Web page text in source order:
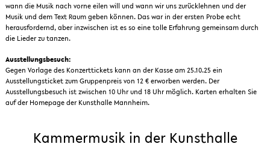
wann die Musik nach vorne eilen will und wann wir uns zurücklehnen und der
Musik und dem Text Raum geben können. Das war in der ersten Probe echt
herausfordernd, aber inzwischen ist es so eine tolle Erfahrung gemeinsam durch
die Lieder zu tanzen.
Ausstellungsbesuch:
Gegen Vorlage des Konzerttickets kann an der Kasse am 25.10.25 ein
Ausstellungsticket zum Gruppenpreis von 12 € erworben werden. Der
Ausstellungsbesuch ist zwischen 10 Uhr und 18 Uhr möglich. Karten erhalten Sie
auf der Homepage der Kunsthalle Mannheim.
Kammermusik in der Kunsthalle